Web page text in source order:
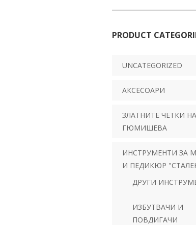
PRODUCT
UNCATEGORIZED
АКСЕСОАРИ
ЗЛАТНИТЕ ЧЕТКИ
ГЮМИШЕВА
ИНСТРУМЕНТИ ЗА
И ПЕДИКЮР
ДРУГИ
ИЗБУТВАЧИ И
ПОВДИГАЧИ